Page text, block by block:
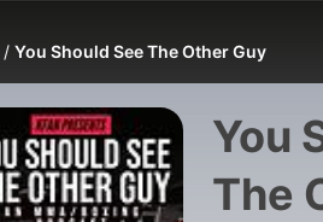
You Should See The Other Guy
You
The